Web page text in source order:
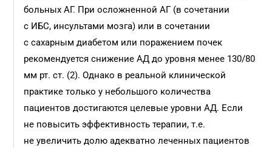
больных АГ. При осложненной АГ (в сочетании
с ИБС, инсультами мозга) или в сочетании
с сахарным диабетом или поражением почек
рекомендуется снижение АД до уровня менее 130/80
мм рт. ст. (2). Однако в реальной клинической
практике только у небольшого количества
пациентов достигаются целевые уровни АД. Если
не повысить эффективность терапии, т.е.
не увеличить долю адекватно леченных пациентов